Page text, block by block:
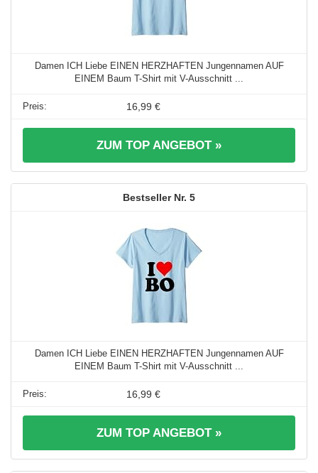
Damen ICH Liebe EINEN HERZHAFTEN Jungennamen AUF
EINEM Baum T-Shirt mit V-Ausschnitt ...
16,99 €
ZUM TOP ANGEBOT »
5
Damen ICH Liebe EINEN HERZHAFTEN Jungennamen AUF
EINEM Baum T-Shirt mit V-Ausschnitt ...
16,99 €
ZUM TOP ANGEBOT »